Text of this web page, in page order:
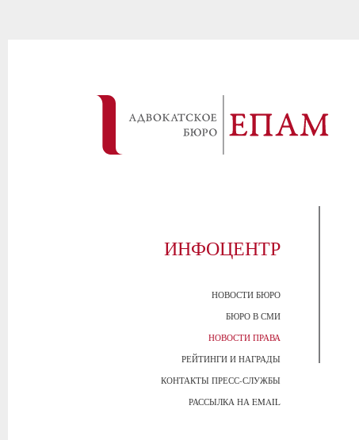
ИНФОЦЕНТР
НОВОСТИ БЮРО
БЮРО В СМИ
НОВОСТИ ПРАВА
РЕЙТИНГИ И НАГРАДЫ
КОНТАКТЫ ПРЕСС-СЛУЖБЫ
РАССЫЛКА НА EMAIL